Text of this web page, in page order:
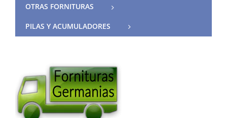
OTRAS FORNITURAS
PILAS Y ACUMULADORES